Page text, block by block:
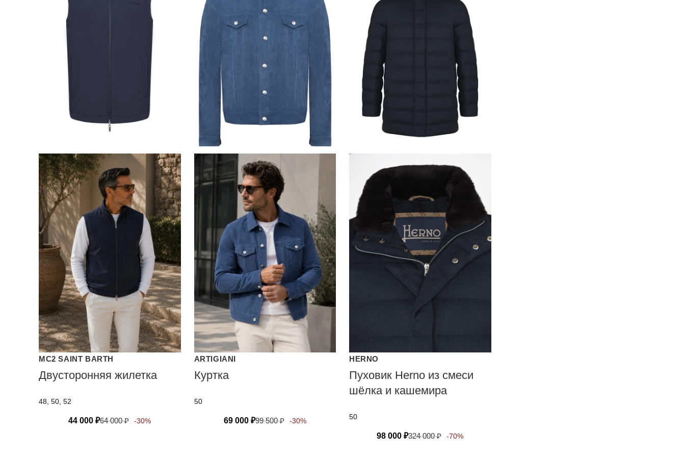
MC2 SAINT BARTH
Двусторонняя жилетка
48, 50, 52
44 000₽64 000₽ -30%
ARTIGIANI
Куртка
50
69 000 ₽99 500₽ -30%
HERNO
Пуховик Herno из смеси
шёлка и кашемира
50
98 000₽324 000₽ -70%